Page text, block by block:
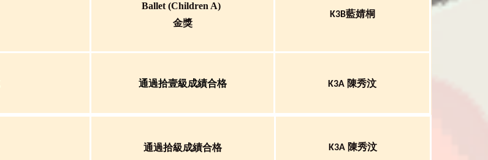
Ballet (children A)
金獎
K3B藍婧桐
通過拾壹級成績合格 K3A 陳秀汶
通過拾級成績合格 K3A 陳秀汶